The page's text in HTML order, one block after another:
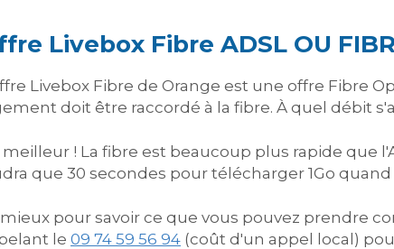
Livebox Fibre ADSL OU
Livebox Fibre de Orange est une offre Fibre
doit être raccordé à la fibre. À quel débit
! La fibre est beaucoup plus rapide que
que 30 secondes pour télécharger 1Go quand
pour savoir ce que vous pouvez prendre
le 09 74 59 56 94 (coût d'un appel local)